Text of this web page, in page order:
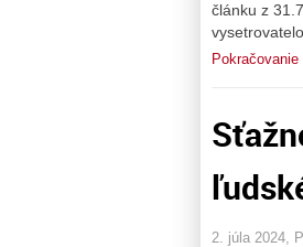
článku z
2. júla 2024,